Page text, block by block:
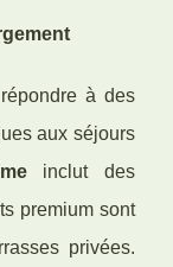
à des
aux séjours
inclut des
premium sont
privées.